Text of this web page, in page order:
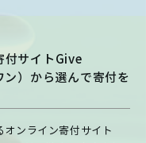
付サイトGive
ン）から選んで寄付を
オンライン寄付サイト